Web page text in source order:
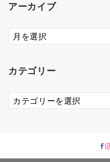
アーカイブ
ア
ー
ブ
カテゴリー
カ
テ